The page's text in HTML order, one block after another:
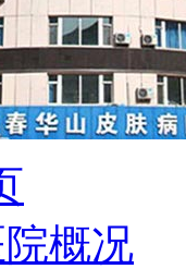
院概况